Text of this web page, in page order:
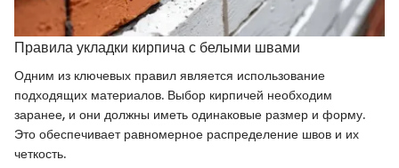
Правила укладки кирпича с белыми швами
Одним из ключевых правил является использование
подходящих материалов. Выбор кирпичей необходим
заранее, и они должны иметь одинаковые размер и форму.
Это обеспечивает равномерное распределение швов и их
четкость.